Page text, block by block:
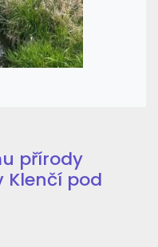
přírody
Klenčí pod